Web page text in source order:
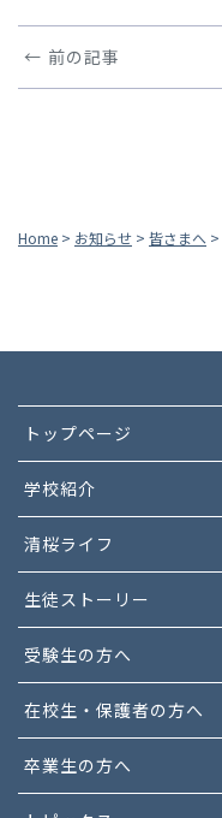
前の記事
Home > お知らせ > 皆さまへ >
トップページ
学校紹介
清桜ライフ
生徒ストーリー
受験生の方へ
在校生・保護者の方へ
卒業生の方へ